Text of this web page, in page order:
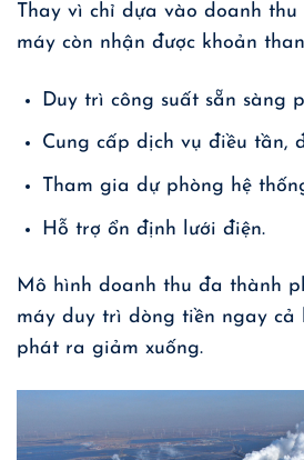
Thay vì chỉ dựa vào doanh
máy còn nhận được khoản
Duy trì công suất sẵn sàng
Cung cấp dịch vụ điều tần,
Tham gia dự phòng hệ
Hỗ trợ ổn định lưới điện.
Mô hình doanh thu đa thành
máy duy trì dòng tiền ngay cả
phát ra giảm xuống.